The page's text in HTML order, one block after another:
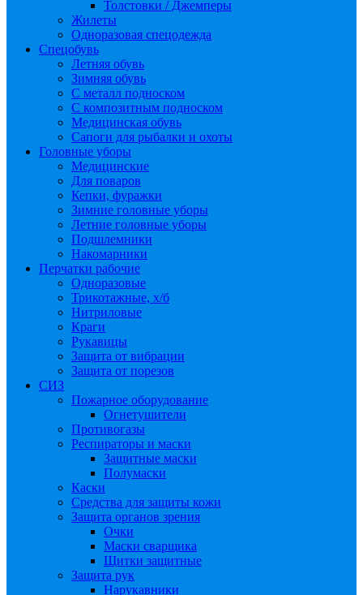
Толстовки / Джемперы
Жилеты
Одноразовая спецодежда
Спецобувь
Летняя обувь
Зимняя обувь
С металл подноском
С композитным подноском
Медицинская обувь
Сапоги для рыбалки и охоты
Головные уборы
Медицинские
Для поваров
Кепки, фуражки
Зимние головные уборы
Летние головные уборы
Подшлемники
Накомарники
Перчатки рабочие
Одноразовые
Трикотажные, х/б
Нитриловые
Краги
Рукавицы
Защита от вибрации
Защита от порезов
СИЗ
Пожарное оборудование
Огнетушители
Противогазы
Респираторы и маски
Защитные маски
Полумаски
Каски
Средства для защиты кожи
Защита органов зрения
Очки
Маски сварщика
Щитки защитные
Защита рук
Нарукавники